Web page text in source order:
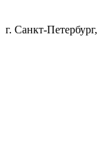
г. Санкт-